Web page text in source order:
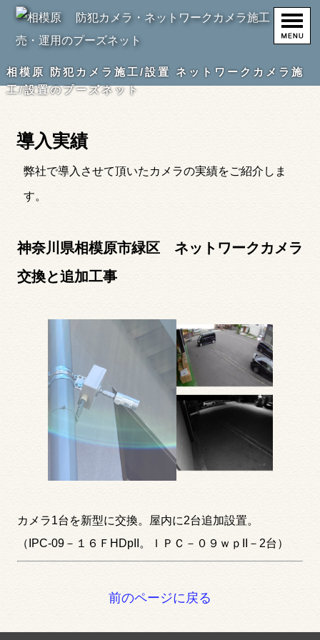
相模原 防犯カメラ施工/設置 ネットワークカメラ施
工/設置のプーズネット
導入実績
弊社で導入させて頂いたカメラの実績をご紹介しま
す。
神奈川県相模原市緑区 ネットワークカメラ
交換と追加工事
カメラ1台を新型に交換。屋内に2台追加設置。
（IPC-09－１６ＦHDpII。ＩＰＣ－０９ｗｐII－2台）
前のページに戻る